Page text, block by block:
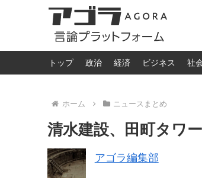
トップ 政治 経済 ビジネス 社
ホーム ニュースまとめ
清水建設、田町タワ
アゴラ編集部